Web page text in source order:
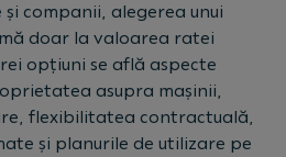
companii, alegerea unui
doar la valoarea ratei
opțiuni se află aspecte
asupra mașinii,
flexibilitatea contractuală,
și planurile de utilizare pe